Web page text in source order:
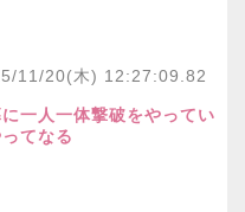
11/20(木) 12:27:09.82
一人一体撃破をやってい
てなる